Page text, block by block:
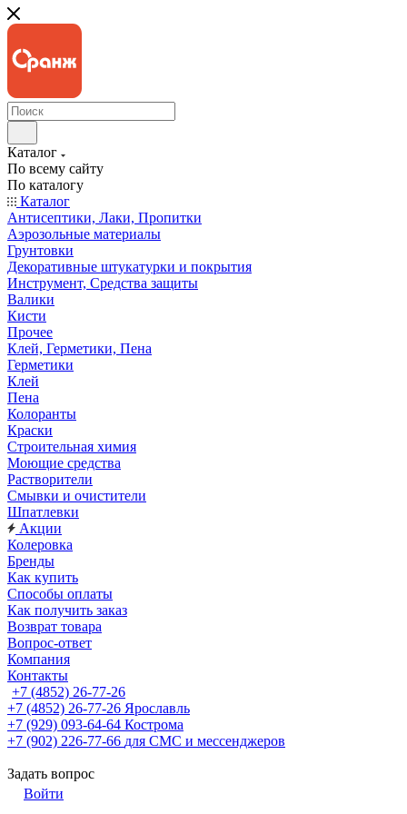
Каталог
По всему сайту
По каталогу
Каталог
Антисептики, Лаки, Пропитки
Аэрозольные материалы
Грунтовки
Декоративные штукатурки и покрытия
Инструмент, Средства защиты
Валики
Кисти
Прочее
Клей, Герметики, Пена
Герметики
Клей
Пена
Колоранты
Краски
Строительная химия
Моющие средства
Растворители
Смывки и очистители
Шпатлевки
Акции
Колеровка
Бренды
Как купить
Способы оплаты
Как получить заказ
Возврат товара
Вопрос-ответ
Компания
Контакты
+7 (4852) 26-77-26
+7 (4852) 26-77-26 Ярославль
+7 (929) 093-64-64 Кострома
+7 (902) 226-77-66 для СМС и мессенджеров
Задать вопрос
Войти